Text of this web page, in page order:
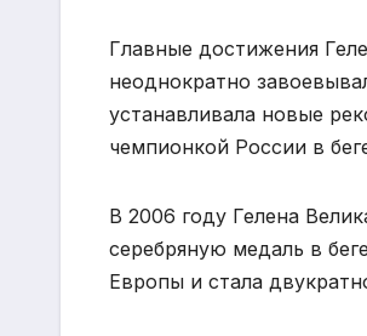
Главные достижения
неоднократно
устанавливала новые
чемпионкой России в
В 2006 году Гелена
серебряную медаль в
Европы и стала